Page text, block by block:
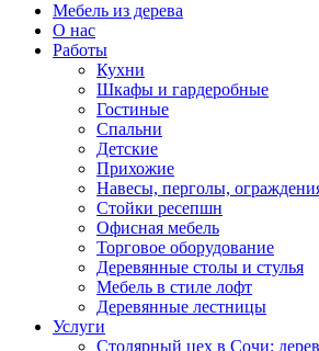
Мебель из дерева
О нас
Работы
Кухни
Шкафы и гардеробные
Гостиные
Спальни
Детские
Прихожие
Навесы, перголы,
Стойки ресепшн
Офисная мебель
Торговое оборудование
Деревянные столы и стулья
Мебель в стиле лофт
Деревянные лестницы
Услуги
Столярный цех в Сочи: